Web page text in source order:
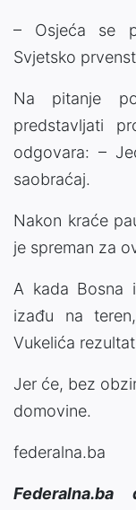
– Osjeća se
Svjetsko
Na pitanje
predstavljati
odgovara: –
saobraćaj.
Nakon kraće
je spreman za
A kada Bosna
izađu na
Vukelića
Jer će, bez
domovine.
federalna.ba